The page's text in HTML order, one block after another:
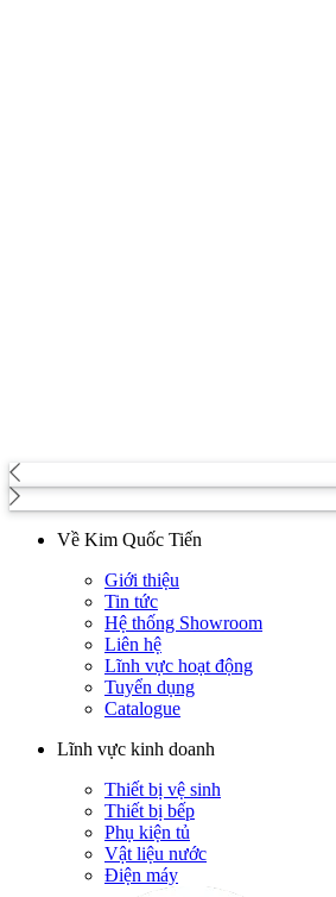
Về Kim Quốc Tiến
Giới thiệu
Tin tức
Hệ thống Showroom
Liên hệ
Lĩnh vực hoạt động
Tuyển dụng
Catalogue
Lĩnh vực kinh doanh
Thiết bị vệ sinh
Thiết bị bếp
Phụ kiện tủ
Vật liệu nước
Điện máy